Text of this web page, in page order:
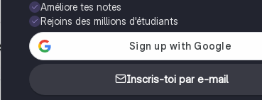
Améliore tes notes
Rejoins des millions d'étudiants
Inscris-toi par e-mail